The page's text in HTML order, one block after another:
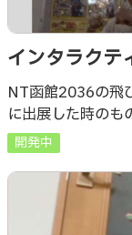
インタラクテ
（拍手で花火
館2026】
NT函館2036の飛
に出展した時のも
開発中